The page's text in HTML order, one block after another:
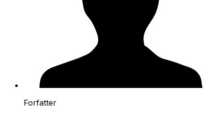
Forfatter